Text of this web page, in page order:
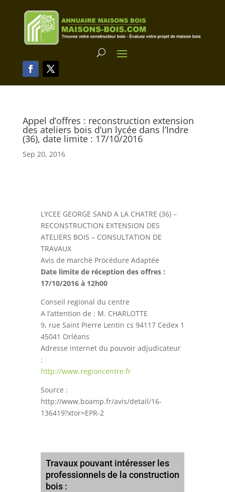
Appel d’offres : reconstruction extension
des ateliers bois d’un lycée dans l’Indre
(36), date limite : 17/10/2016
Sep 20, 2016
LYCEE GEORGE SAND A LA CHATRE (36) –
RECONSTRUCTION EXTENSION DES
ATELIERS BOIS – CONSULTATION DE
TRAVAUX
Avis de marché Procédure Adaptée
Date limite de réception des offres :
17/10/2016 à 12h00
Conseil regional du centre
A l’attention de : M. CHARLOTTE
9, rue Saint Pierre Lentin cs 94117 Cedex 1
45041 Orléans
Adresse internet du pouvoir adjudicateur
:
http://www.regioncentre.fr
Source :
http://www.boamp.fr/avis/detail/16-
136419?xtor=EPR-2
Travaux pouvant intéresser les
professionnels de la construction
bois :